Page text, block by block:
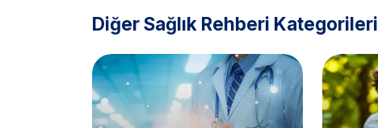
Diğer Sağlık Rehberi Kategorileri